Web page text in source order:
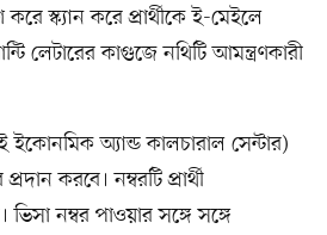
স্ক্যান করে প্রার্থীকে ই-মেইলে
লেটারের কাগুজে নথিটি আমন্ত্রণকারী
ইকোনমিক অ্যান্ড কালচারাল সেন্টার)
করবে। নম্বরটি প্রার্থী
ভিসা নম্বর পাওয়ার সঙ্গে সঙ্গে